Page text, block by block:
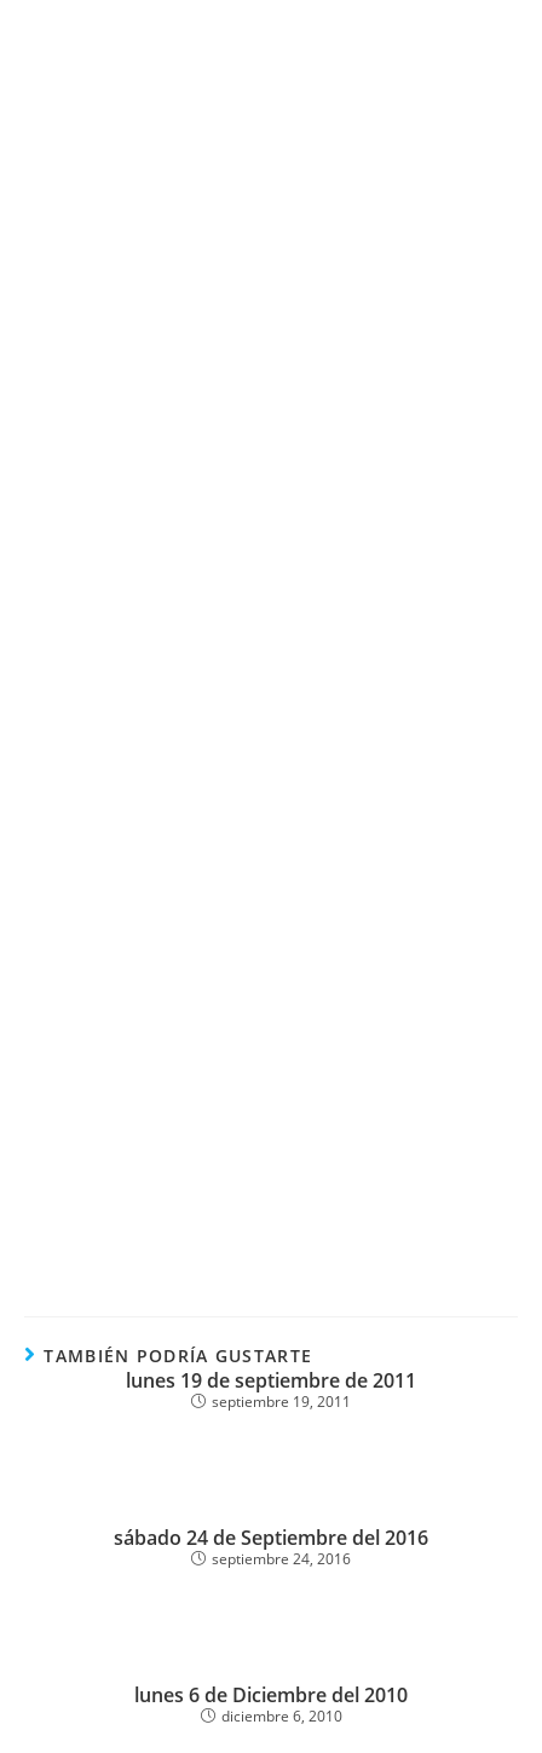
TAMBIÉN PODRÍA GUSTARTE
lunes 19 de septiembre de 2011
septiembre 19, 2011
sábado 24 de Septiembre del 2016
septiembre 24, 2016
lunes 6 de Diciembre del 2010
diciembre 6, 2010